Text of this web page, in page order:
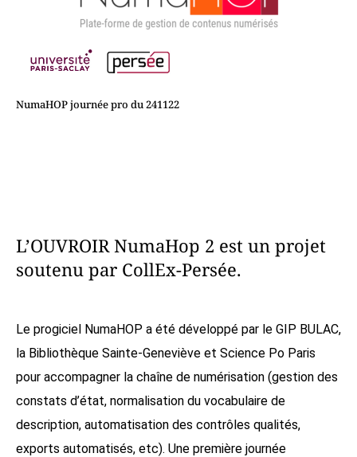
NumaHOP journée pro du 241122
L’OUVROIR NumaHop 2 est un projet
soutenu par CollEx-Persée.
Le progiciel NumaHOP a été développé par le GIP BULAC,
la Bibliothèque Sainte-Geneviève et Science Po Paris
pour accompagner la chaîne de numérisation (gestion des
constats d’état, normalisation du vocabulaire de
description, automatisation des contrôles qualités,
exports automatisés, etc). Une première journée